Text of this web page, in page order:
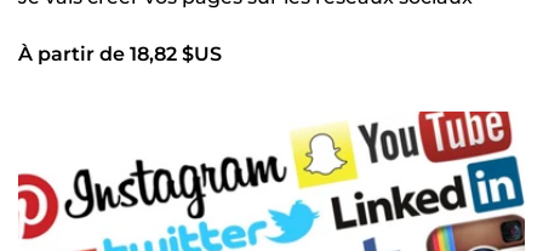
compétences vidéo à votre service pour la création de
me contacter pour toute question ou consultation !
À partir de 18,82 $US